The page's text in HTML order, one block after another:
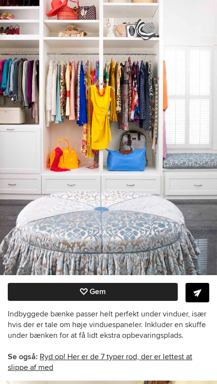
Gem
Indbyggede bænke passer helt perfekt under vinduer, især
hvis der er tale om høje vinduespaneler. Inkluder en skuffe
under bænken for at få lidt ekstra opbevaringsplads.
Se også: Ryd op! Her er de 7 typer rod, der er lettest at
slippe af med